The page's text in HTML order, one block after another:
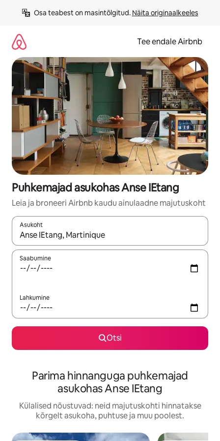
Osa teabest on masintõlgitud. Näita originaalkeeles
Tee endale Airbnb
Puhkemajad asukohas Anse IEtang
Leia ja broneeri Airbnb kaudu ainulaadne majutuskoht
Asukoht
Kui tulemused on kuvatud, liigu ekraanil nooleklahvidega või
Saabumine
Lahkumine
Otsi
Parima hinnanguga puhkemajad
asukohas Anse IEtang
Külalised nõustuvad: neid majutuskohti hinnatakse
kõrgelt asukoha, puhtuse ja muu poolest.